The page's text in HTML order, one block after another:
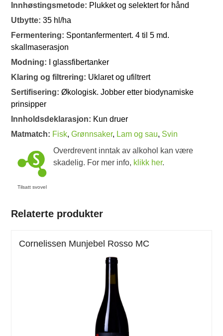
Innhøstingsmetode: Plukket og selektert for hånd
Utbytte:35 hl/ha
Fermentering: Spontanfermentert. 4 til 5 md.
skallmaserasjon
Modning:
I glassfibertanker
Klaring og filtrering: Uklaret og ufiltrert
Sertifisering:Økologisk. Jobber etter biodynamiske
prinsipper
Innholdsdeklarasjon: Kun druer
Matmatch: Fisk,Grønnsaker, Lam og sau, Svin
Tilsatt svovel
Overdrevent inntak av alkohol kan være
skadelig. For mer info, klikk her.
Relaterte produkter
Cornelissen Munjebel Rosso MC